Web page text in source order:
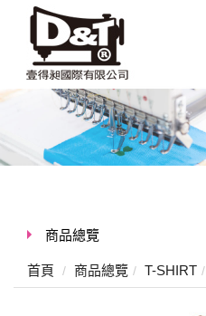
商品總覽
首頁 商品總覽 T-SHIRT